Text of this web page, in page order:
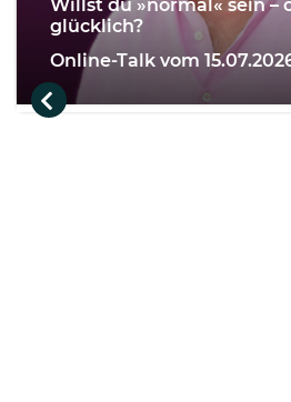
Willst du »normal« sein –
glücklich?
Online-Talk vom